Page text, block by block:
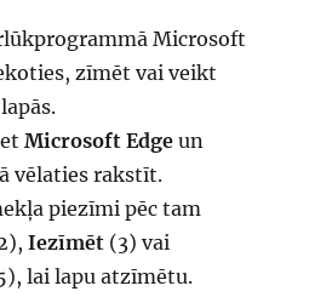
Microsoft
zīmēt vai veikt
Microsoft Edge un
vēlaties rakstīt.
piezīmi pēc tam
Iezīmēt (3) vai
lai lapu atzīmētu.